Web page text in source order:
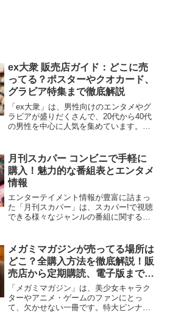
ex大衆 販売店ガイド：どこに売
ってる？ポスターやクオカード、
グラビア特集まで徹底解説
「ex大衆」は、男性向けのエンタメやグ
ラビアが盛りだくさんで、20代から40代
の男性を中心に人気を集めています。特
やファンにとっては見逃せない一冊で
す。しかし、「どこで...
月刊スカパー コンビニで手軽に
購入！魅力的な番組表とエンタメ
情報
エンターテイメント情報が豊富に詰まっ
た「月刊スカパー」は、スカパー!で視聴
できる様々なジャンルの番組に関する情
ビの視聴スタイルが多様化する現代にお
いて、視聴者が自分に合...
メガミマガジンが売ってる場所は
どこ？全購入方法を徹底解説！販
売店から定期購読、電子版まで完
全ガイド
「メガミマガジン」は、美少女キャラク
ターやアニメ・ゲームのファンにとっ
て、欠かせない一冊です。特大ピンナッ